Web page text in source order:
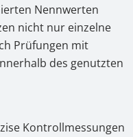
Nennwerten
nicht nur einzelne
Prüfungen mit
des genutzten
Kontrollmessungen